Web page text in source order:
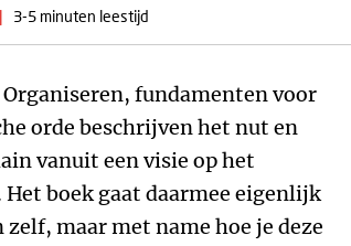
| 3-5 minuten leestijd
fundamenten voor
orde beschrijven het nut en
vanuit een visie op het
boek gaat daarmee eigenlijk
maar met name hoe je deze